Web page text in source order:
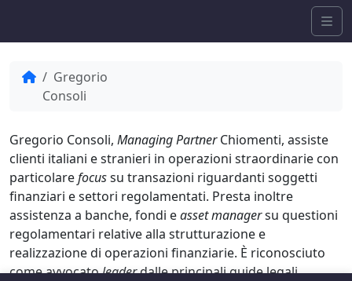
HomeGregorio
Consoli
Gregorio Consoli, Managing PartnerChiomenti, assiste
clienti italiani e stranieri in operazioni straordinarie con
particolarefocussu transazioni riguardanti soggetti
finanziari e settori regolamentati. Presta inoltre
assistenza a banche, fondi easset managersu questioni
regolamentari relative alla strutturazione e
realizzazione di operazioni finanziarie. È riconosciuto
come avvocatoleaderdalle principali guide legali